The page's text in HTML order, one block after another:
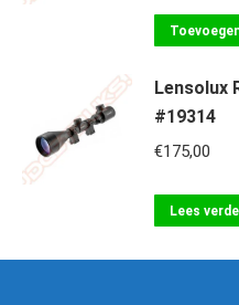
Lensolux
#19314
€175,00
Lees